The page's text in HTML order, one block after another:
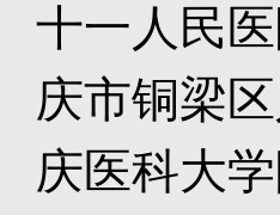
十一人民
庆市铜梁
庆医科大